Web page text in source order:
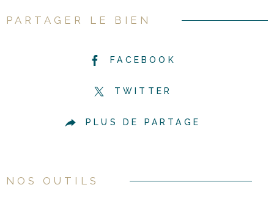
PARTAGER LE BIEN
FACEBOOK
TWITTER
PLUS DE PARTAGE
NOS OUTILS